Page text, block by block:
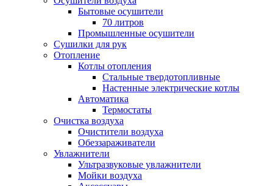
Бытовые осушители
70 литров
Промышленные осушители
Сушилки для рук
Отопление
Котлы отопления
Стальные твердотопливные
Настенные электрические котлы
Автоматика
Термостаты
Очистка воздуха
Очистители воздуха
Обеззараживатели
Увлажнители
Ультразвуковые увлажнители
Мойки воздуха